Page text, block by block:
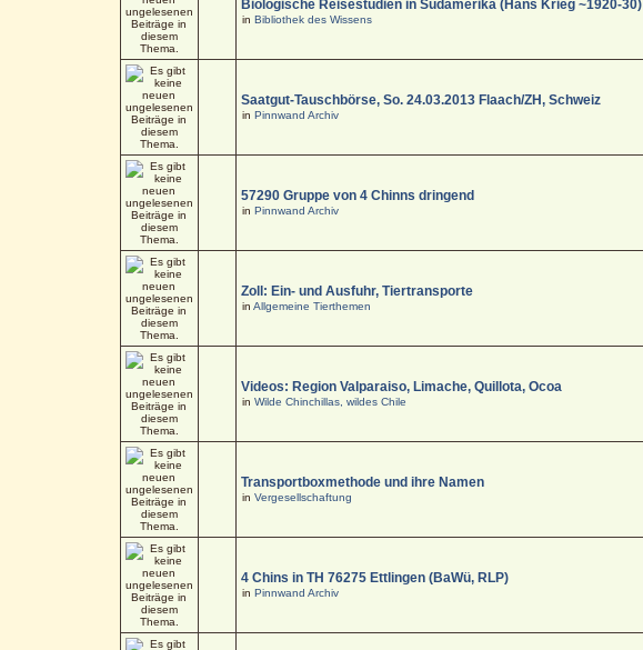
Biologische Reisestudien in Südamerika (Hans Krieg ~1920-30)
in Bibliothek des Wissens
Saatgut-Tauschbörse, So. 24.03.2013 Flaach/ZH, Schweiz
in Pinnwand Archiv
57290 Gruppe von 4 Chinns dringend
in Pinnwand Archiv
Zoll: Ein- und Ausfuhr, Tiertransporte
in Allgemeine Tierthemen
Videos: Region Valparaiso, Limache, Quillota, Ocoa
in Wilde Chinchillas, wildes Chile
Transportboxmethode und ihre Namen
in Vergesellschaftung
4 Chins in TH 76275 Ettlingen (BaWü, RLP)
in Pinnwand Archiv